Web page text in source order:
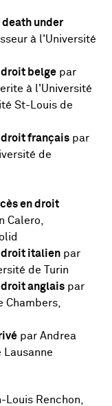
under
à l'Université
droit belge par
à l'Université
St-Louis de
droit français par
de
en droit
Calero,
droit italien par
de Turin
droit anglais par
Chambers,
par Andrea
Lausanne
Renchon,